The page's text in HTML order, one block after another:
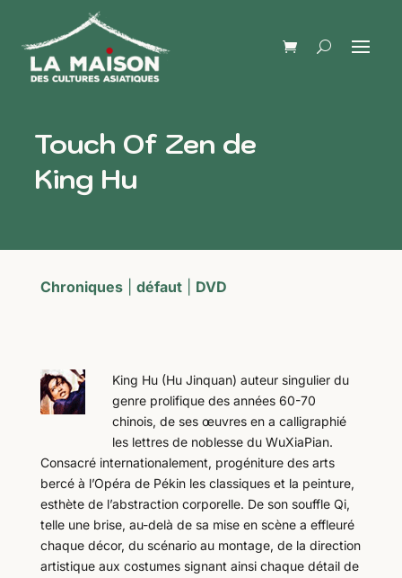
Touch Of Zen de
King Hu
Chroniques| défaut| DVD
King Hu (Hu Jinquan) auteur singulier du
genre prolifique des années 60-70
chinois, de ses œuvres en a calligraphié
les lettres de noblesse du WuXiaPian.
Consacré internationalement, progéniture des arts
bercé à l’Opéra de Pékin les classiques et la peinture,
esthète de l’abstraction corporelle. De son souffle Qi,
telle une brise, au-delà de sa mise en scène a effleuré
chaque décor, du scénario au montage, de la direction
artistique aux costumes signant ainsi chaque détail de